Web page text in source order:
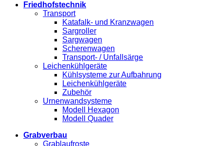
Friedhofstechnik
Transport
Katafalk- und Kranzwagen
Sargroller
Sargwagen
Scherenwagen
Transport- / Unfallsärge
Leichenkühlgeräte
Kühlsysteme zur Aufbahrung
Leichenkühlgeräte
Zubehör
Urnenwandsysteme
Modell Hexagon
Modell Quader
Grabverbau
Grablaufroste